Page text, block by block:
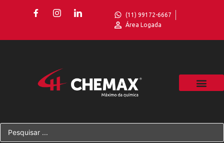
(11) 99172-6667
Área Logada